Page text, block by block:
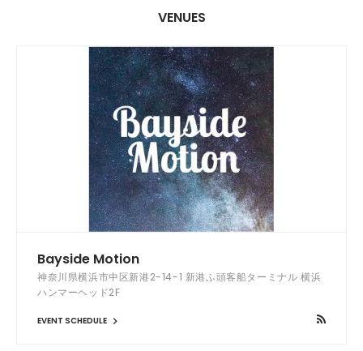
VENUES
Bayside Motion
神奈川県横浜市中区新港2-14-1 新港ふ頭客船ターミナル 横浜
ハンマーヘッド2F
EVENT SCHEDULE